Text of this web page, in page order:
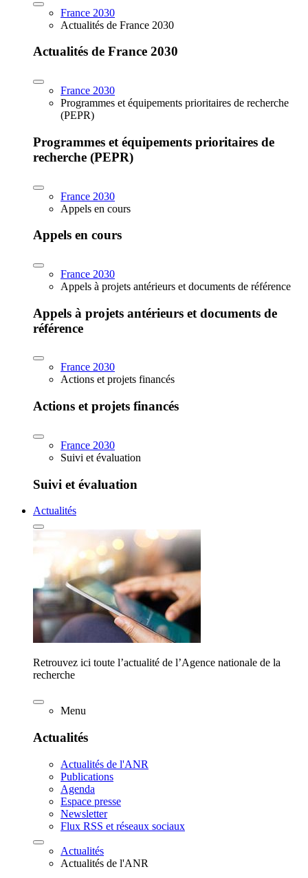
France 2030
Actualités de France 2030
Actualités de France 2030
France 2030
Programmes et équipements prioritaires de recherche
(PEPR)
Programmes et équipements prioritaires de
recherche (PEPR)
France 2030
Appels en cours
Appels en cours
France 2030
Appels à projets antérieurs et documents de référence
Appels à projets antérieurs et documents de
référence
France 2030
Actions et projets financés
Actions et projets financés
France 2030
Suivi et évaluation
Suivi et évaluation
Actualités
Retrouvez ici toute l’actualité de l’Agence nationale de la
recherche
Menu
Actualités
Actualités de l'ANR
Publications
Agenda
Espace presse
Newsletter
Flux RSS et réseaux sociaux
Actualités
Actualités de l'ANR